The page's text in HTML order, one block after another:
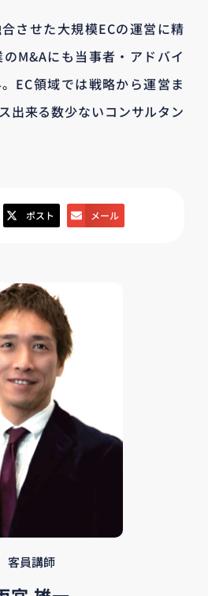
させた大規模ECの運営に精
M&Aにも当事者・アドバイ
EC領域では戦略から運営ま
出来る数少ないコンサルタン
ポスト メール
客員講師